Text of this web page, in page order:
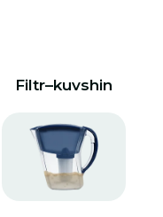
Filtr–kuvshin